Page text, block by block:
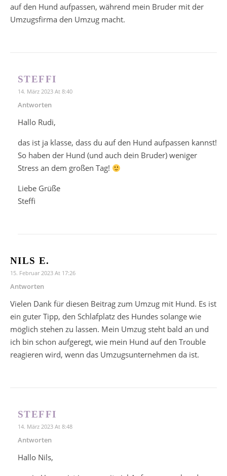
auf den Hund aufpassen, während mein Bruder mit der
Umzugsfirma den Umzug macht.
STEFFI
14. März 2023 At 8:40
Antworten
Hallo Rudi,
das ist ja klasse, dass du auf den Hund aufpassen kannst!
So haben der Hund (und auch dein Bruder) weniger
Stress an dem großen Tag!
Liebe Grüße
Steffi
NILS E.
15. Februar 2023 At 17:26
Antworten
Vielen Dank für diesen Beitrag zum Umzug mit Hund. Es ist
ein guter Tipp, den Schlafplatz des Hundes solange wie
möglich stehen zu lassen. Mein Umzug steht bald an und
ich bin schon aufgeregt, wie mein Hund auf den Trouble
reagieren wird, wenn das Umzugsunternehmen da ist.
STEFFI
14. März 2023 At 8:48
Antworten
Hallo Nils,